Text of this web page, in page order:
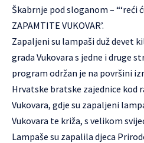
Škabrnje pod sloganom – “‘reći
ZAPAMTITE VUKOVAR’.
Zapaljeni su lampaši duž devet
grada Vukovara s jedne i druge
program održan je na površini
Hrvatske bratske zajednice kod
Vukovara, gdje su zapaljeni
Vukovara te križa, s velikom
Lampaše su zapalila djeca